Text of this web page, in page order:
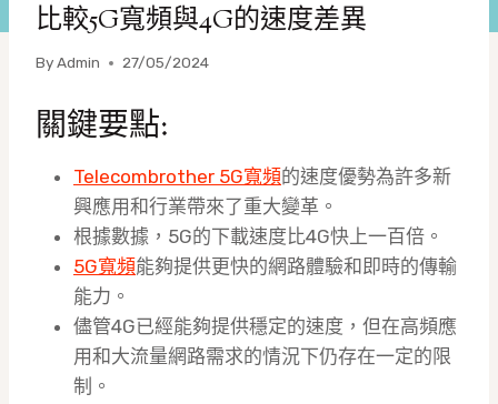
比較5G寬頻與4G的速度差異
ByAdmin 27/05/2024
關鍵要點:
Telecombrother 5G寬頻的速度優勢為許多新
興應用和行業帶來了重大變革。
根據數據，5G的下載速度比4G快上一百倍。
5G寬頻能夠提供更快的網路體驗和即時的傳輸
能力。
儘管4G已經能夠提供穩定的速度，但在高頻應
用和大流量網路需求的情況下仍存在一定的限
制。